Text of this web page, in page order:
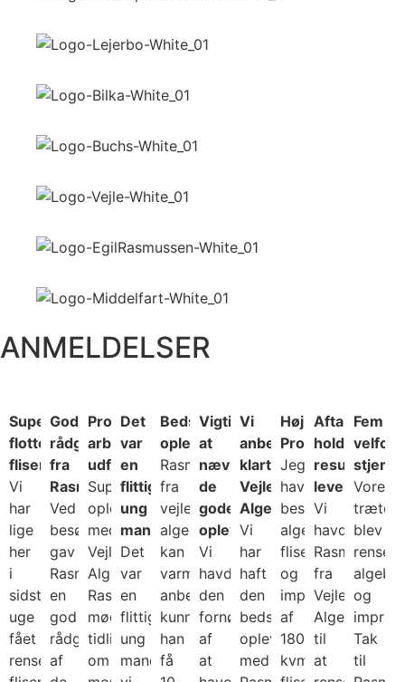
ANMELDELSER
Super
flotte
fliser
Vi
har
lige
her
i
sidste
uge
fået
renset
God
rådgivning
fra
Rasmus
Ved
besøget
gav
Rasmus
en
god
rådgivning
af
Professionelt
arbejde
udført
Super
oplevelse
med
Vejle
Algerens.
Rasmus
mødte
tidligt
om
Det
var
en
flittig
ung
mand
Det
var
en
flittig
ung
mand
Bedste
oplevelse
Rasmus
fra
vejle-
algerens
kan
varmt
anbefales..
kunne
han
få
Vigtigt
at
nævne
de
gode
oplevelser
Vi
havde
den
fornøjelse
af
at
Vi
anbefaler
klart
Vejle
Algerens
Vi
har
haft
den
bedste
oplevelse
med
Høj
Professionalisme
Jeg
havde
bestilt
algerens,
fliserens
og
imprægnering
af
180
kvm
Aftaler
holdes,
resultater
leveres!
Vi
havde
Rasmus
fra
Vejle
Algerens
til
at
Fem
Vores
blev
renset,
og
Tak
til